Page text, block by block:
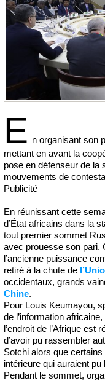
E n organisant son
mettant en avant la
pose en défenseur de la
mouvements de
Publicité
En réunissant cette
d’État africains dans la
tout premier sommet
avec prouesse son pari.
l’ancienne puissance
retiré à la chute de
occidentaux, grands
Chine.
Pour Louis Keumayou,
de l’information
l’endroit de l’Afrique est
d’avoir pu rassembler
Sotchi alors que
intérieure qui auraient
Pendant le sommet,